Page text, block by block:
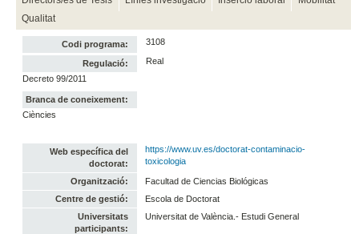
Qualitat
Codi programa: 3108
Regulació:
Real
Decreto 99/2011
Branca de coneixement:
Ciències
Web específica del
doctorat:
https://www.uv.es/doctorat-contaminacio-
toxicologia
Organització:
Facultad de Ciencias Biológicas
Centre de gestió:
Escola de Doctorat
Universitats
participants:
Universitat de València.- Estudi General